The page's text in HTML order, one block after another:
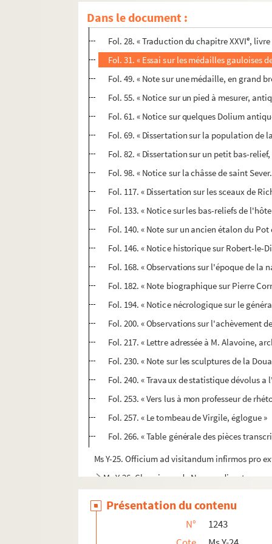
Dans le document :
Fol. 17. « Examen d'un passage de Pline
Fol. 21. « Examen de deux passages de
Fol. 28. « Traduction du chapitre XXVIe, livre
Fol. 31. « Essai sur les médailles gauloises
Fol. 49. « Note sur une médaille, en grand
Fol. 55. « Notice sur un pied à mesurer,
Fol. 61. « Notice sur quelques Dolium
Fol. 69. « Dissertation sur la population de
Fol. 82. « Dissertation sur un petit bas-
Fol. 98. « Notice sur la châsse de saint
Fol. 117. « Dissertation sur les sceaux de
Fol. 133. « Notice sur les bas-reliefs de
Fol. 140. « Note sur un ancien étalon du Pot
Fol. 146. « Notice historique sur Robert-le-
Fol. 168. « Observations sur l'époque de la
Fol. 182. « Note biographique sur Pierre
Fol. 194. « Notice nécrologique sur le
Fol. 200. « Observations sur l'achèvement
Fol. 217. « Lettre adressée à M. Alavoine,
Fol. 230. « Note sur les sculptures de la
Fol. 240. « Travaux de statistique dévolus a
Fol. 253. « Vers lus à mon professeur de
Fol. 257. « Le tombeau de Virgile, églogue »
Fol. 266. « Table générale des pièces
Ms Y-25. Officium ad visitandum infirmos pro
Ms Y-26. Chroniques de Normandie, etc.
Ms Y-28. Relation de l'entrée de Henri II, roi de
Présentation du contenu
N°
1243